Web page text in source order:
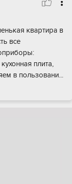
квартира в
все
плита,
в пользовани...